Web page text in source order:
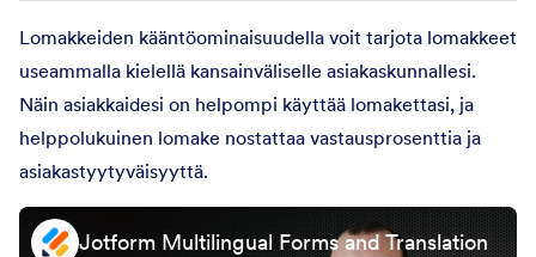
Lomakkeiden kääntöominaisuudella voit tarjota lomakkeet
useammalla kielellä kansainväliselle asiakaskunnallesi.
Näin asiakkaidesi on helpompi käyttää lomakettasi, ja
helppolukuinen lomake nostattaa vastausprosenttia ja
asiakastyytyväisyyttä.
Jotform Multilingual Forms and Translation